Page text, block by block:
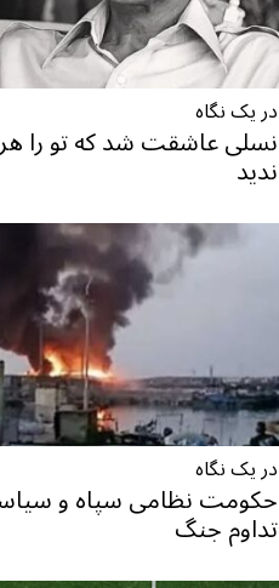
در یک نگاه
نسلی عاشقت شد که تو را
ندید
در یک نگاه
حکومت نظامی سپاه و
تداوم جنگ